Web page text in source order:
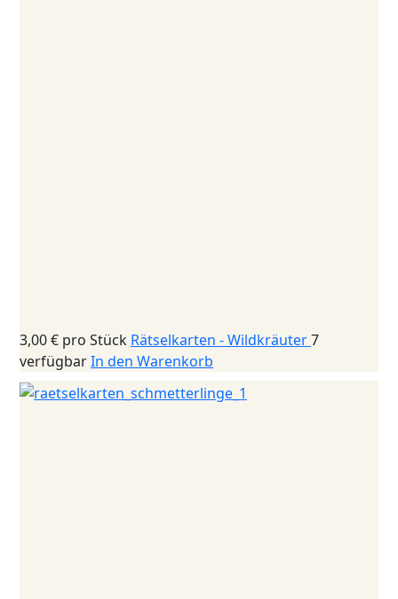
3,00 € pro Stück Rätselkarten - Wildkräuter7
verfügbarIn den Warenkorb